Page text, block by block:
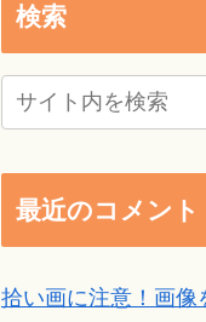
検索
最近のコメント
拾い画に注意！画像